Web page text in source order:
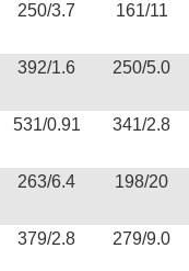
250/3.7 161/11
392/1.6 250/5.0
531/0.91 341/2.8
263/6.4 198/20
379/2.8 279/9.0